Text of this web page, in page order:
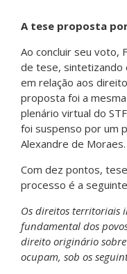
A tese proposta
Ao concluir seu voto,
de tese, sintetizando
em relação aos
proposta foi a
plenário virtual do
foi suspenso por um
Alexandre de Moraes.
Com dez pontos,
processo é a
Os direitos territoriais
fundamental dos
direito originário
ocupam, sob os